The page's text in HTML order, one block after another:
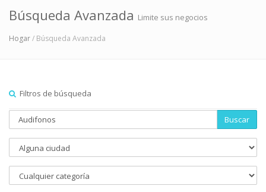
Búsqueda Avanzada Limite sus negocios
Hogar/ Búsqueda Avanzada
Filtros de búsqueda
Buscar